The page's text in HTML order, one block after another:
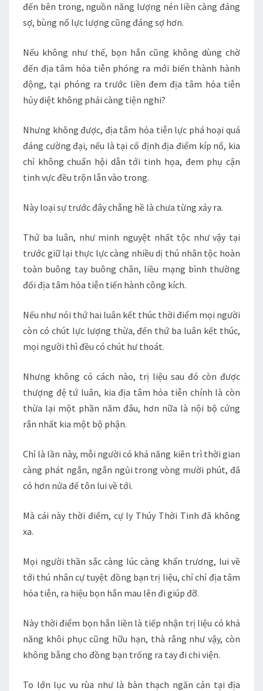
đến bên trong, nguồn năng lượng nén liền càng đáng
sợ, bùng nổ lực lượng cũng đáng sợ hơn.
Nếu không như thế, bọn hắn cũng không dùng chờ
đến địa tâm hỏa tiễn phóng ra mới biến thành hành
động, tại phóng ra trước liền đem địa tâm hỏa tiễn
hủy diệt không phải càng tiện nghi?
Nhưng không được, địa tâm hỏa tiễn lực phá hoại quá
đáng cường đại, nếu là tại cố định địa điểm kíp nổ, kia
chỉ không chuẩn hội dẫn tới tinh họa, đem phụ cận
tinh vực đều trộn lẫn vào trong.
Này loại sự trước đây chẳng hề là chưa từng xảy ra.
Thứ ba luân, như minh nguyệt nhất tộc như vậy tại
trước giữ lại thực lực càng nhiều dị thú nhân tộc hoàn
toàn buông tay buông chân, liều mạng bình thường
đối địa tâm hỏa tiễn tiến hành công kích.
Nếu như nói thứ hai luân kết thúc thời điểm mọi người
còn có chút lực lượng thừa, đến thứ ba luân kết thúc,
mọi người thì đều có chút hư thoát.
Nhưng không có cách nào, trị liệu sau đó còn được
thượng đệ tứ luân, kia địa tâm hỏa tiễn chính là còn
thừa lại một phần năm đâu, hơn nữa là nội bộ cứng
rắn nhất kia một bộ phận.
Chỉ là lần này, mỗi người có khả năng kiên trì thời gian
càng phát ngắn, ngắn ngủi trong vòng mười phút, đã
có hơn nửa đế tôn lui về tới.
Mà cái này thời điểm, cự ly Thúy Thời Tinh đã không
xa.
Mọi người thần sắc càng lúc càng khẩn trương, lui về
tới thú nhân cự tuyệt đồng bạn trị liệu, chỉ chỉ địa tâm
hỏa tiễn, ra hiệu bọn hắn mau lên đi giúp đỡ.
Này thời điểm bọn hắn liền là tiếp nhận trị liệu có khả
năng khôi phục cũng hữu hạn, thà rằng như vậy, còn
không bằng cho đồng bạn trống ra tay đi chi viện.
To lớn lục vu rùa như là bàn thạch ngăn cản tại địa